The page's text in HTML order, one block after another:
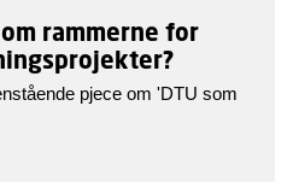
rammerne for
pjece om 'DTU som